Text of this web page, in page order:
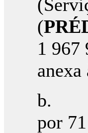
(
1 967
b.
por